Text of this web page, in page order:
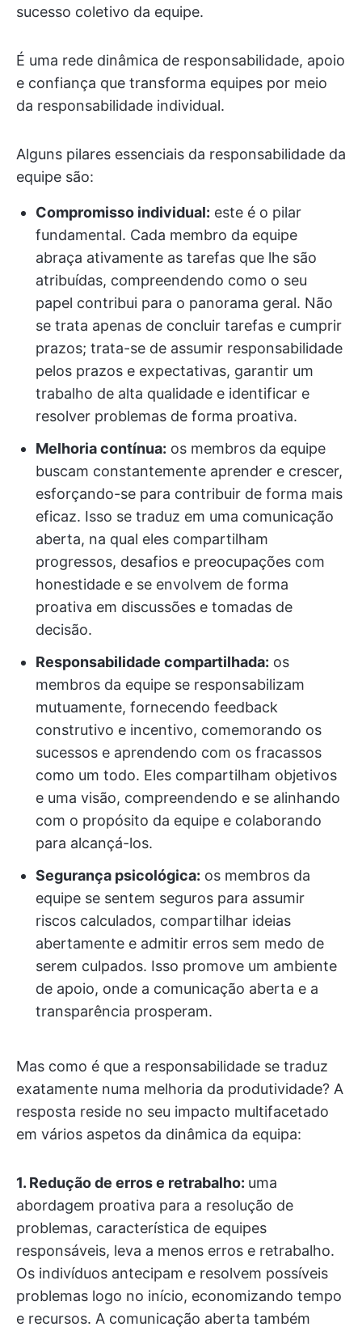
sucesso coletivo da equipe.
É uma rede dinâmica de responsabilidade, apoio
e confiança que transforma equipes por meio
da responsabilidade individual.
Alguns pilares essenciais da responsabilidade da
equipe são:
Compromisso individual: este é o pilar
fundamental. Cada membro da equipe
abraça ativamente as tarefas que lhe são
atribuídas, compreendendo como o seu
papel contribui para o panorama geral. Não
se trata apenas de concluir tarefas e cumprir
prazos; trata-se de assumir responsabilidade
pelos prazos e expectativas, garantir um
trabalho de alta qualidade e identificar e
resolver problemas de forma proativa.
Melhoria contínua: os membros da equipe
buscam constantemente aprender e crescer,
esforçando-se para contribuir de forma mais
eficaz. Isso se traduz em uma comunicação
aberta, na qual eles compartilham
progressos, desafios e preocupações com
honestidade e se envolvem de forma
proativa em discussões e tomadas de
decisão.
Responsabilidade compartilhada: os
membros da equipe se responsabilizam
mutuamente, fornecendo feedback
construtivo e incentivo, comemorando os
sucessos e aprendendo com os fracassos
como um todo. Eles compartilham objetivos
e uma visão, compreendendo e se alinhando
com o propósito da equipe e colaborando
para alcançá-los.
Segurança psicológica: os membros da
equipe se sentem seguros para assumir
riscos calculados, compartilhar ideias
abertamente e admitir erros sem medo de
serem culpados. Isso promove um ambiente
de apoio, onde a comunicação aberta e a
transparência prosperam.
Mas como é que a responsabilidade se traduz
exatamente numa melhoria da produtividade? A
resposta reside no seu impacto multifacetado
em vários aspetos da dinâmica da equipa:
1. Redução de erros e retrabalho: uma
abordagem proativa para a resolução de
problemas, característica de equipes
responsáveis, leva a menos erros e retrabalho.
Os indivíduos antecipam e resolvem possíveis
problemas logo no início, economizando tempo
e recursos. A comunicação aberta também